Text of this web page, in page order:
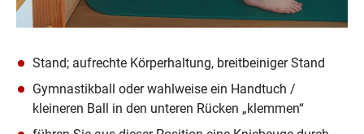
Stand; aufrechte Körperhaltung, breitbeiniger Stand
Gymnastikball oder wahlweise ein Handtuch /
kleineren Ball in den unteren Rücken „klemmen“